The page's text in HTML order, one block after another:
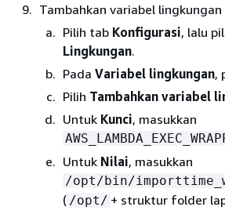
Tambahkan variabel
Pilih tab Konfigurasi, lalu
Lingkungan.
Pada Variabel lingkungan,
Pilih Tambahkan variabel
Untuk Kunci, masukkan
Untuk Nilai, masukkan
/opt/bin/
( /opt/ + struktur folder